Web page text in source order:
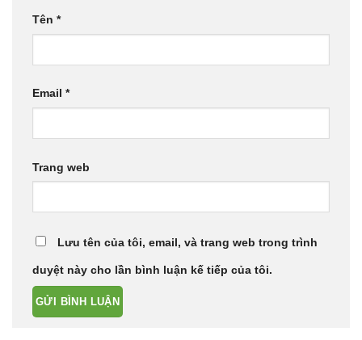
Tên *
Email *
Trang web
Lưu tên của tôi, email, và trang web trong trình
duyệt này cho lần bình luận kế tiếp của tôi.